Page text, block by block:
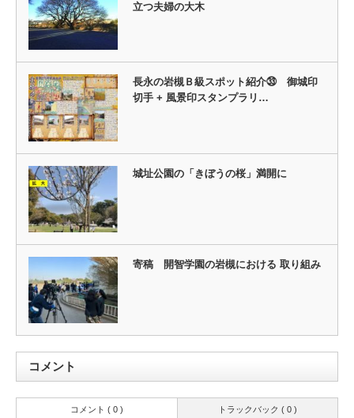
立つ夫婦の大木
長永の岩槻Ｂ級スポット紹介㉝ 御城印
切手 + 風景印スタンプラリ…
城址公園の「きぼうの桜」満開に
寄稿 開智学園の岩槻における 取り組み
コメント
トラックバック ( 0 )
コメント ( 0 )